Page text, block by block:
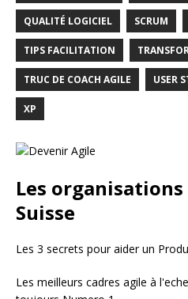
QUALITÉ LOGICIEL SCRUM
TIPS FACILITATION
TRUC DE COACH AGILE USER
XP
Les
Suisse
Les 3 secrets pour aider un
Les meilleurs cadres agile à